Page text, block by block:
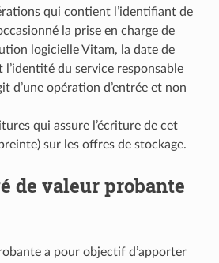
qui contient l’identifiant de
la prise en charge de
logicielle Vitam, la date de
du service responsable
d’une opération d’entrée et non
qui assure l’écriture de cet
sur les offres de stockage.
de valeur probante
a pour objectif d’apporter